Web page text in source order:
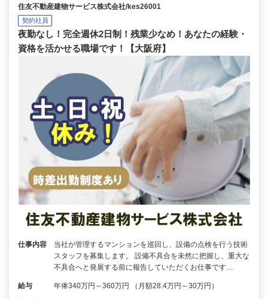
住友不動産建物サービス株式会社/kes26001
契約社員
夜勤なし！完全週休2日制！残業少なめ！あなたの経験・
資格を活かせる職場です！【大阪府】
仕事内容
当社が管理するマンションを巡回し、設備の点検を行う技術
スタッフを募集します。 設備不具合を未然に把握し、重大な
不具合へと発展する前に報告していただくお仕事です…
給与 年俸340万円～360万円 （月額28.4万円～30万円）